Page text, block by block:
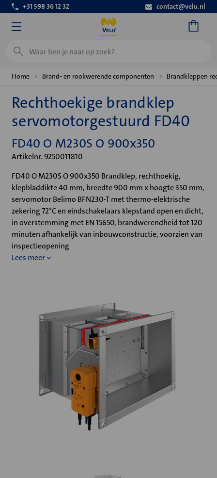
+31 598 36 12 32 contact@velu.nl
Zoeken
Home Brand- en rookwerende componenten Brandkleppen
Rechthoekige brandklep
servomotorgestuurd FD40
FD40 O M230S O 900x350
Artikelnr. 9250011810
FD40 O M230S O 900x350 Brandklep, rechthoekig,
klepbladdikte 40 mm, breedte 900 mm x hoogte 350 mm,
servomotor Belimo BFN230-T met thermo-elektrische
zekering 72°C en eindschakelaars klepstand open en dicht,
in overstemming met EN 15650, brandwerendheid tot 120
minuten afhankelijk van inbouwconstructie, voorzien van
inspectieopening
Lees meer